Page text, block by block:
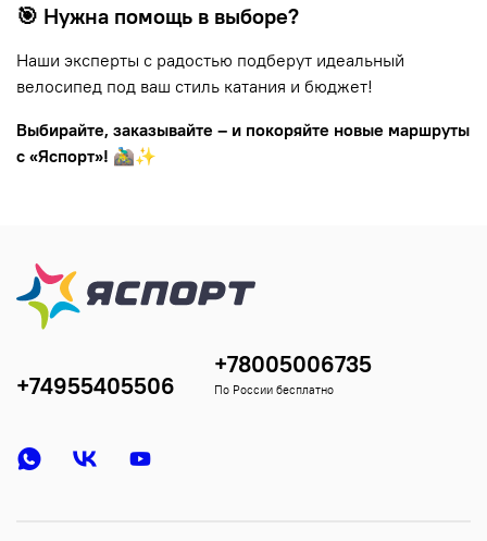
🎯 Нужна помощь в выборе?
Наши эксперты с радостью подберут идеальный
велосипед под ваш стиль катания и бюджет!
Выбирайте, заказывайте – и покоряйте новые маршруты
с «Яспорт»! 🚵‍♂️✨
+74955405506
+78005006735
По России бесплатно